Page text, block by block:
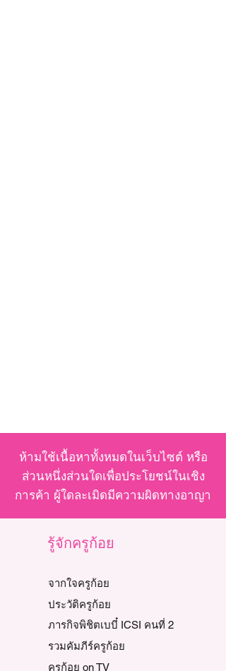
ห้ามใช้เนื้อหาทั้งหมดในเว็บไซต์ หรือ
ส่วนหนึ่งส่วนใดเพื่อประโยชน์ในเชิง
การค้า ผู้ใดละเมิดมีความผิดทางอาญา
รู้จักครูก้อย
จากใจครูก้อย
ประวัติครูก้อย
ภารกิจพิชิตเบบี๋ ICSI คนที่ 2
รวมคัมภีร์ครูก้อย
ครูก้อย on TV